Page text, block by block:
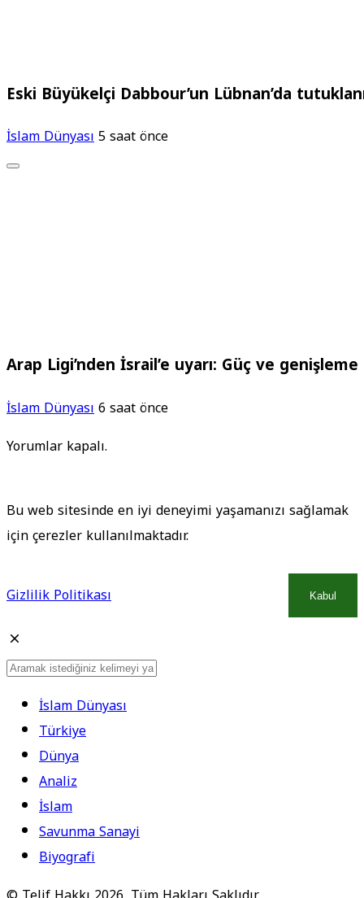
Eski Büyükelçi Dabbour’un Lübnan’da
İslam Dünyası5 saat önce
Arap Ligi’nden İsrail’e uyarı: Güç ve
İslam Dünyası6 saat önce
Yorumlar kapalı.
Bu web sitesinde en iyi deneyimi yaşamanızı sağlamak
için çerezler kullanılmaktadır.
Gizlilik Politikası Kabul
İslam Dünyası
Türkiye
Dünya
Analiz
İslam
Savunma Sanayi
Biyografi